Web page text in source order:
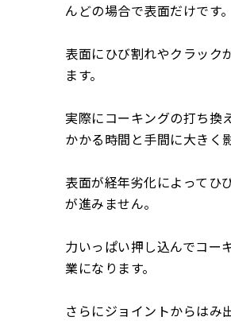
んどの場合で表面だけです。
表面にひび割れやクラック
ます。
実際にコーキングの打ち換
かかる時間と手間に大きく
表面が経年劣化によってひ
が進みません。
力いっぱい押し込んでコー
業になります。
さらにジョイントからはみ